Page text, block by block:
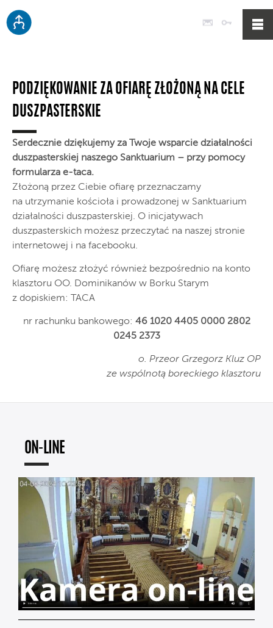
Poczta
PODZIĘKOWANIE ZA OFIARĘ ZŁOŻONĄ NA CELE
DUSZPASTERSKIE
Serdecznie dziękujemy za Twoje wsparcie działalności
duszpasterskiej naszego Sanktuarium – przy pomocy
formularza e-taca.
Złożoną przez Ciebie ofiarę przeznaczamy
na utrzymanie kościoła i prowadzonej w Sanktuarium
działalności duszpasterskiej. O inicjatywach
duszpasterskich możesz przeczytać na naszej stronie
internetowej i na facebooku.
Ofiarę możesz złożyć również bezpośrednio na konto
klasztoru OO. Dominikanów w Borku Starym
z dopiskiem: TACA
nr rachunku bankowego: 46 1020 4405 0000 2802
0245 2373
o. Przeor Grzegorz Kluz OP
ze wspólnotą boreckiego klasztoru
ON-LINE